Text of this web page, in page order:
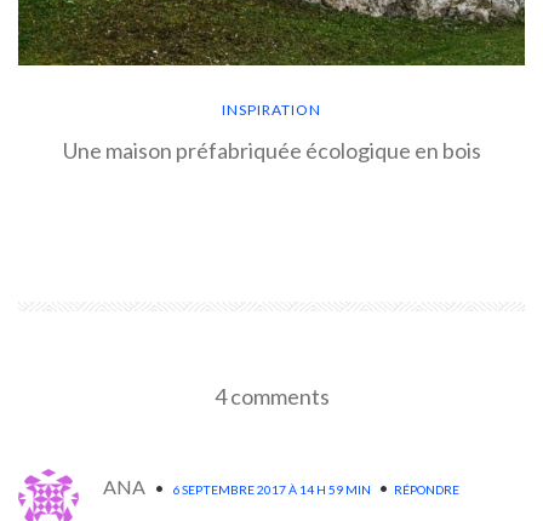
INSPIRATION
Une maison préfabriquée écologique en bois
4 comments
ANA • 6 SEPTEMBRE 2017 À 14 H 59 MIN • RÉPONDRE